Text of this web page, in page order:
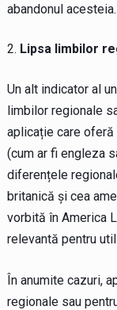
abandonul acesteia.
Lipsa limbilor
Un alt indicator al
limbilor regionale
aplicație care oferă
(cum ar fi engleza
diferențele
britanică și cea
vorbită în America
relevantă pentru
În anumite cazuri,
regionale sau